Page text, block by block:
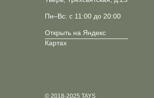
Пн–Вс: с 11:00 до 20:00
Открыть на Яндекс
Картах
© 2018-2025 TAYS